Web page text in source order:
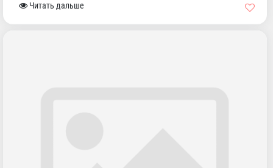
Читать дальше